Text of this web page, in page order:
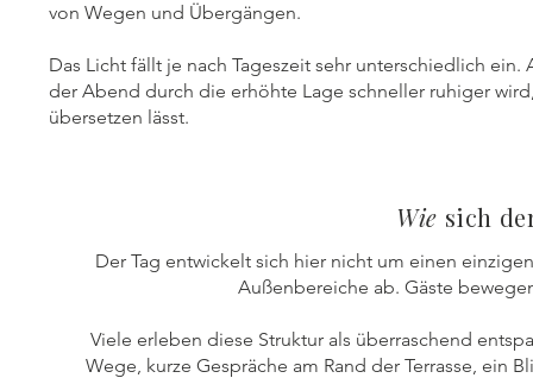
von Wegen und Übergängen.
Das Licht fällt je nach Tageszeit sehr unterschiedlich
der Abend durch die erhöhte Lage schneller ruhiger
übersetzen lässt.
Wie sich
Der Tag entwickelt sich hier nicht um einen
Außenbereiche ab. Gäste
Viele erleben diese Struktur als überraschend
Wege, kurze Gespräche am Rand der Terrasse, ein